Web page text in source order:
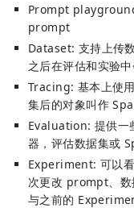
Prompt
prompt
Dataset: 支持上传
之后在评估和实验
Tracing: 基本上使
集后的对象叫作
Evaluation: 提供一
器，评估数据集或
Experiment: 可以
次更改 prompt、数
与之前的